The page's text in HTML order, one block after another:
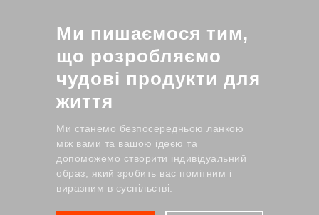
Ми пишаємося тим,
що розробляємо
чудові продукти для
життя
Ми станемо безпосередньою ланкою
між вами та вашою ідеєю та
допоможемо створити індивідуальний
образ, який зробить вас помітним і
виразним в суспільстві.